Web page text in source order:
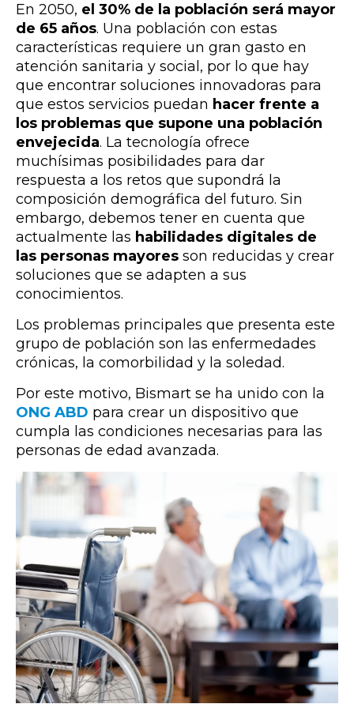
En 2050, el 30% de la población será mayor
de 65 años. Una población con estas
características requiere un gran gasto en
atención sanitaria y social, por lo que hay
que encontrar soluciones innovadoras para
que estos servicios puedan hacer frente a
los problemas que supone una población
envejecida. La tecnología ofrece
muchísimas posibilidades para dar
respuesta a los retos que supondrá la
composición demográfica del futuro. Sin
embargo, debemos tener en cuenta que
actualmente las habilidades digitales de
las personas mayores son reducidas y crear
soluciones que se adapten a sus
conocimientos.
Los problemas principales que presenta este
grupo de población son las enfermedades
crónicas, la comorbilidad y la soledad.
Por este motivo, Bismart se ha unido con la
ONG ABD para crear un dispositivo que
cumpla las condiciones necesarias para las
personas de edad avanzada.